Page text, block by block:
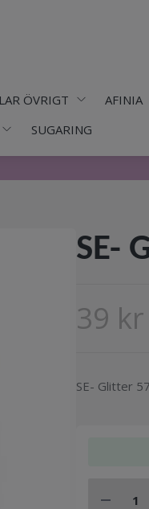
ÖVRIGT AFINIA
SUGARING
SE-
39 kr
SE- Glitter